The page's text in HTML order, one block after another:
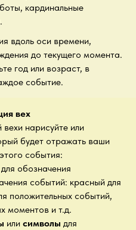
кардинальные
вдоль оси времени,
до текущего момента.
год или возраст, в
событие.
вех
нарисуйте или
будет отражать ваши
события:
для обозначения
событий: красный для
положительных событий,
моментов и т.д.
или символы для